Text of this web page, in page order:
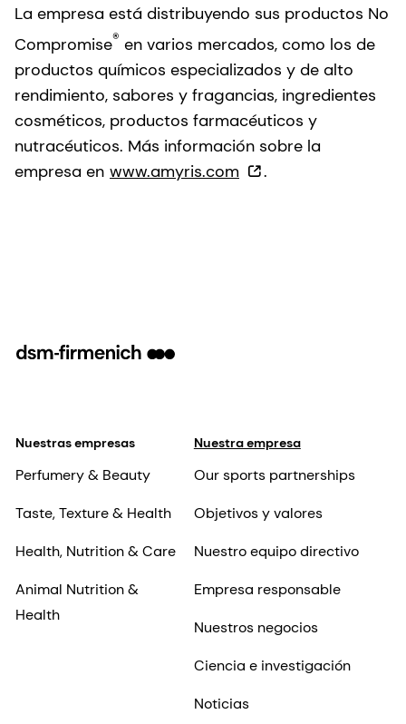
La empresa está distribuyendo sus productos No
Compromise® en varios mercados, como los de
productos químicos especializados y de alto
rendimiento, sabores y fragancias, ingredientes
cosméticos, productos farmacéuticos y
nutracéuticos. Más información sobre la
empresa en www.amyris.com .
Nuestras empresas
Perfumery & Beauty
Taste, Texture & Health
Health, Nutrition & Care
Animal Nutrition &
Health
Nuestra empresa
Our sports partnerships
Objetivos y valores
Nuestro equipo directivo
Empresa responsable
Nuestros negocios
Ciencia e investigación
Noticias